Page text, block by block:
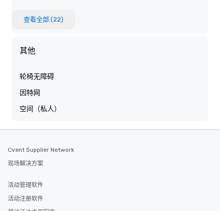
查看全部 (22)
其他
轮椅无障碍
因特网
空间（私人）
Cvent Supplier Network
现场解决方案
活动管理软件
活动注册软件